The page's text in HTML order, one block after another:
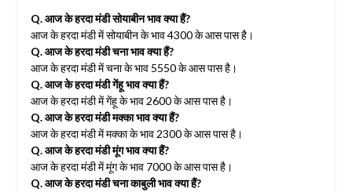
Q. आज के हरदा मंडी सोयाबीन भाव क्या हैं?
आज के हरदा मंडी में सोयाबीन के भाव 4300 के आस पास है।
Q. आज के हरदा मंडी चना भाव क्या हैं?
आज के हरदा मंडी में चना के भाव 5550 के आस पास है।
Q. आज के हरदा मंडी गेंहू भाव क्या हैं?
आज के हरदा मंडी में गेंहू के भाव 2600 के आस पास है।
Q. आज के हरदा मंडी मक्का भाव क्या हैं?
आज के हरदा मंडी में मक्का के भाव 2300 के आस पास है।
Q. आज के हरदा मंडी मूंग भाव क्या हैं?
आज के हरदा मंडी में मूंग के भाव 7000 के आस पास है।
Q. आज के हरदा मंडी चना काबुली भाव क्या हैं?